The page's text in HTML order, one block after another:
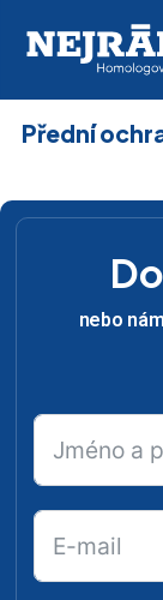
Přední
nebo